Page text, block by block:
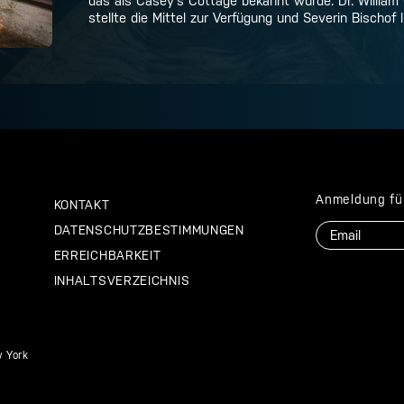
stellte die Mittel zur Verfügung und Severin Bischof
KONTAKT
DATENSCHUTZBESTIMMUNGEN
ERREICHBARKEIT
INHALTSVERZEICHNIS
Anmeldung
E-
Mail
York